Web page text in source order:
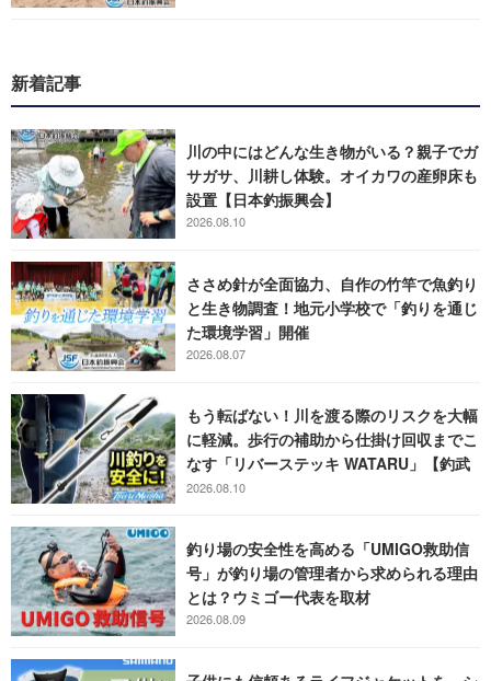
新着記事
川の中にはどんな生き物がいる？親子でガ
サガサ、川耕し体験。オイカワの産卵床も
設置【日本釣振興会】
2026.08.10
ささめ針が全面協力、自作の竹竿で魚釣り
と生き物調査！地元小学校で「釣りを通じ
た環境学習」開催
2026.08.07
もう転ばない！川を渡る際のリスクを大幅
に軽減。歩行の補助から仕掛け回収までこ
なす「リバーステッキ WATARU」【釣武
者】
2026.08.10
釣り場の安全性を高める「UMIGO救助信
号」が釣り場の管理者から求められる理由
とは？ウミゴー代表を取材
2026.08.09